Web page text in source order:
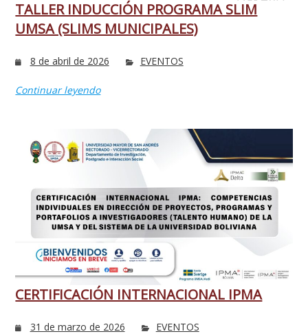
TALLER INDUCCIÓN PROGRAMA SLIM
UMSA (SLIMS MUNICIPALES)
8 de abril de 2026 EVENTOS
Continuar leyendo
CERTIFICACIÓN INTERNACIONAL IPMA
31 de marzo de 2026 EVENTOS